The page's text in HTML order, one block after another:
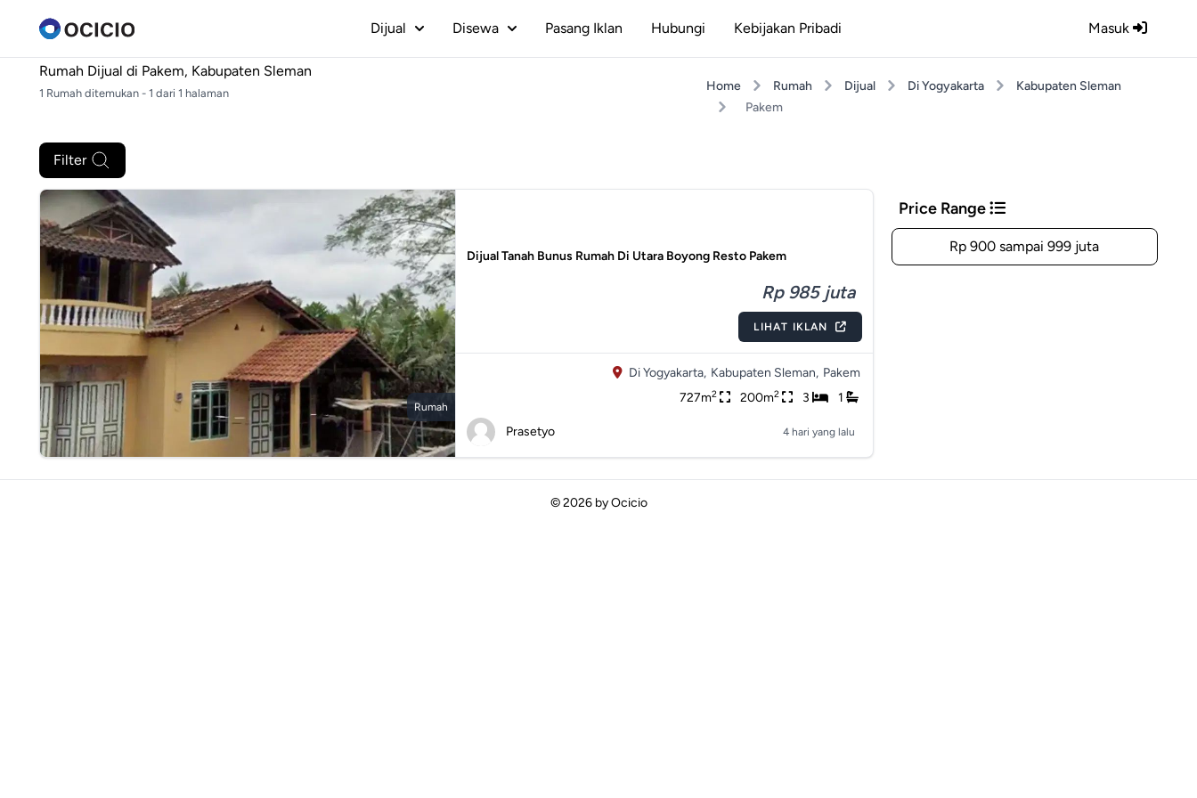
Masuk
Dijual Disewa Pasang Iklan Hubungi Kebijakan Pribadi
Rumah Dijual di Pakem, Kabupaten Sleman
1 Rumah ditemukan - 1 dari 1 halaman Home Rumah Dijual Di Yogyakarta
Kabupaten Sleman
Pakem
Filter
Rumah
Dijual Tanah Bunus Rumah Di Utara Boyong Resto Pakem
Rp 985 juta
LIHAT IKLAN
Di Yogyakarta, Kabupaten Sleman, Pakem
727m2 200m2 3 1
Prasetyo 4 hari yang lalu
Price Range
Rp 900 sampai 999 juta
© 2026 byOcicio